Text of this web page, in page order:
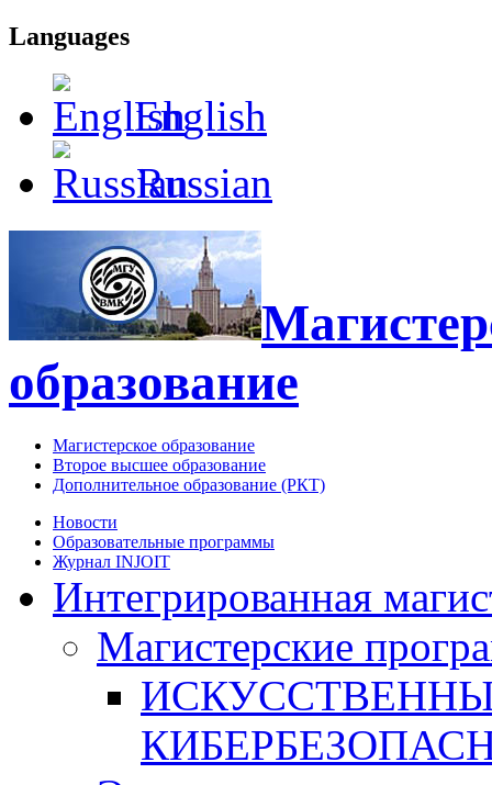
Languages
English
Russian
образование
Магистерское образование
Второе высшее образование
Дополнительное образование (РКТ)
Новости
Образовательные программы
Журнал INJOIT
Интегрированная
Магистерские